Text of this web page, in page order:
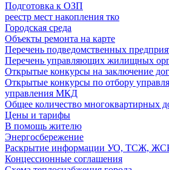
Подготовка к ОЗП
реестр мест накопления тко
Городская среда
Объекты ремонта на карте
Перечень подведомственных
Перечень управляющих жилищных
Открытые конкурсы на заключение
Открытые конкурсы по отбору
управления МКД
Общее количество многоквартирных
Цены и тарифы
В помощь жителю
Энергосбережение
Раскрытие информации УО, ТСЖ,
Концессионные соглашения